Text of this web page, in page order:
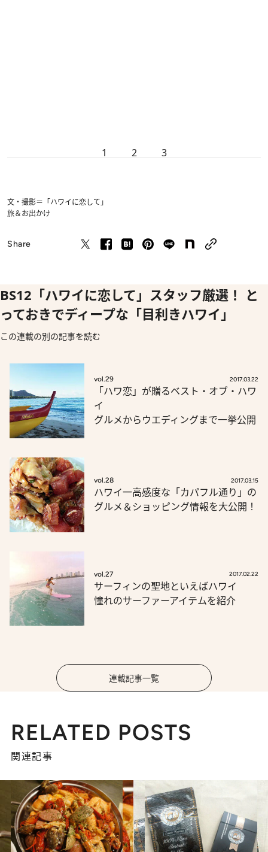
1 2 3
文・撮影＝「ハワイに恋して」
旅＆お出かけ
Share
BS12「ハワイに恋して」スタッフ厳選！ と
っておきでディープな「目利きハワイ」
この連載の別の記事を読む
vol.29 2017.03.22
「ハワ恋」が贈るベスト・オブ・ハワ
イ
グルメからウエディングまで一挙公開
vol.28 2017.03.15
ハワイ一高感度な「カパフル通り」の
グルメ＆ショッピング情報を大公開！
vol.27 2017.02.22
サーフィンの聖地といえばハワイ
憧れのサーファーアイテムを紹介
連載記事一覧
RELATED POSTS
関連記事